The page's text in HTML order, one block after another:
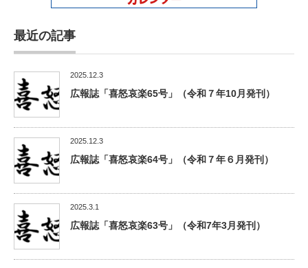
最近の記事
2025.12.3
広報誌「喜怒哀楽65号」（令和７年10月発刊）
2025.12.3
広報誌「喜怒哀楽64号」（令和７年６月発刊）
2025.3.1
広報誌「喜怒哀楽63号」（令和7年3月発刊）